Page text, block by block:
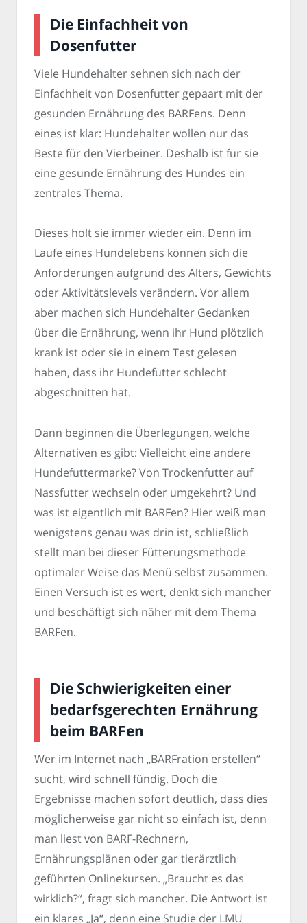
Die Einfachheit von
Dosenfutter
Viele Hundehalter sehnen sich nach der
Einfachheit von Dosenfutter gepaart mit der
gesunden Ernährung des BARFens. Denn
eines ist klar: Hundehalter wollen nur das
Beste für den Vierbeiner. Deshalb ist für sie
eine gesunde Ernährung des Hundes ein
zentrales Thema.
Dieses holt sie immer wieder ein. Denn im
Laufe eines Hundelebens können sich die
Anforderungen aufgrund des Alters, Gewichts
oder Aktivitätslevels verändern. Vor allem
aber machen sich Hundehalter Gedanken
über die Ernährung, wenn ihr Hund plötzlich
krank ist oder sie in einem Test gelesen
haben, dass ihr Hundefutter schlecht
abgeschnitten hat.
Dann beginnen die Überlegungen, welche
Alternativen es gibt: Vielleicht eine andere
Hundefuttermarke? Von Trockenfutter auf
Nassfutter wechseln oder umgekehrt? Und
was ist eigentlich mit BARFen? Hier weiß man
wenigstens genau was drin ist, schließlich
stellt man bei dieser Fütterungsmethode
optimaler Weise das Menü selbst zusammen.
Einen Versuch ist es wert, denkt sich mancher
und beschäftigt sich näher mit dem Thema
BARFen.
Die Schwierigkeiten einer
bedarfsgerechten Ernährung
beim BARFen
Wer im Internet nach „BARFration erstellen“
sucht, wird schnell fündig. Doch die
Ergebnisse machen sofort deutlich, dass dies
möglicherweise gar nicht so einfach ist, denn
man liest von BARF-Rechnern,
Ernährungsplänen oder gar tierärztlich
geführten Onlinekursen. „Braucht es das
wirklich?“, fragt sich mancher. Die Antwort ist
ein klares „Ja“, denn eine Studie der LMU